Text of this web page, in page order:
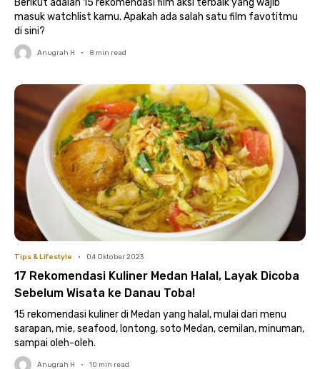
Berikut adalah 15 rekomendasi film aksi terbaik yang wajib
masuk watchlist kamu. Apakah ada salah satu film favotitmu
di sini?
Anugrah H • 8 min read
Tips & Lifestyle • 04 Oktober 2023
17 Rekomendasi Kuliner Medan Halal, Layak Dicoba
Sebelum Wisata ke Danau Toba!
15 rekomendasi kuliner di Medan yang halal, mulai dari menu
sarapan, mie, seafood, lontong, soto Medan, cemilan, minuman,
sampai oleh-oleh.
Anugrah H • 10 min read